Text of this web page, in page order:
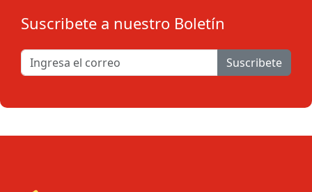
Suscribete a nuestro Boletín
Suscribete